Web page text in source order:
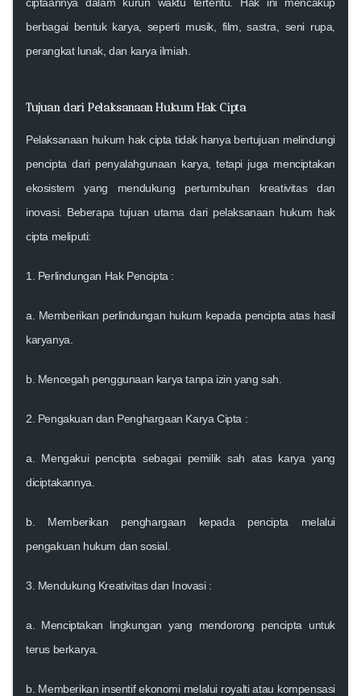
berbagai bentuk karya, seperti musik, film, sastra, seni rupa,
perangkat lunak, dan karya ilmiah.
Tujuan dari Pelaksanaan Hukum Hak Cipta
Pelaksanaan hukum hak cipta tidak hanya bertujuan melindungi
pencipta dari penyalahgunaan karya, tetapi juga menciptakan
ekosistem yang mendukung pertumbuhan kreativitas dan
inovasi. Beberapa tujuan utama dari pelaksanaan hukum hak
cipta meliputi:
1. Perlindungan Hak Pencipta :
a. Memberikan perlindungan hukum kepada pencipta atas hasil
karyanya.
b. Mencegah penggunaan karya tanpa izin yang sah.
2. Pengakuan dan Penghargaan Karya Cipta :
a. Mengakui pencipta sebagai pemilik sah atas karya yang
diciptakannya.
b. Memberikan penghargaan kepada pencipta melalui
pengakuan hukum dan sosial.
3. Mendukung Kreativitas dan Inovasi:
a. Menciptakan lingkungan yang mendorong pencipta untuk
terus berkarya.
b. Memberikan insentif ekonomi melalui royalti atau kompensasi